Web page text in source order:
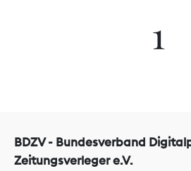
1
BDZV - Bundesverband
Zeitungsverleger e.V.